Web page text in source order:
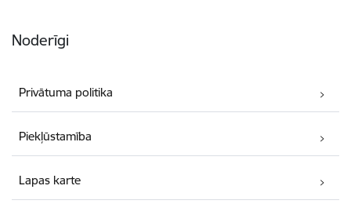
Noderīgi
Privātuma politika
Piekļūstamība
Lapas karte